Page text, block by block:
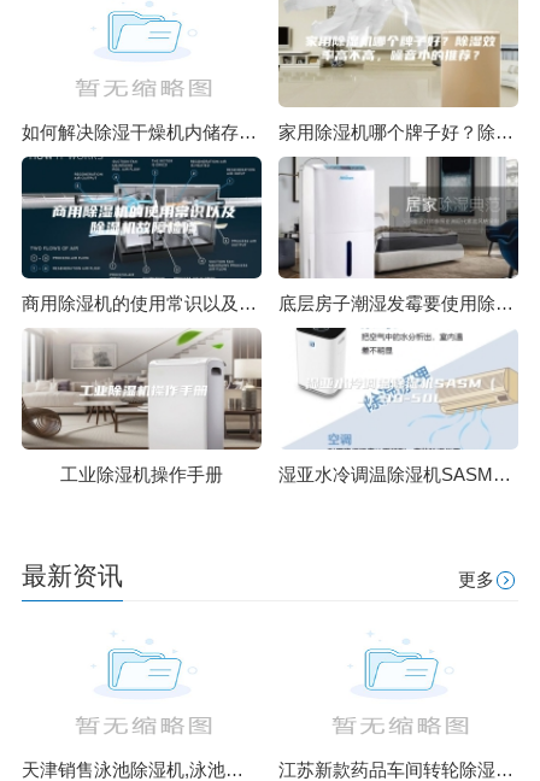
如何解决除湿干燥机内储存水量过满？ 家用除湿机哪个牌子好？除湿效率高不高，噪音小的推荐？
商用除湿机的使用常识以及除湿机故障检修 底层房子潮湿发霉要使用除湿机
工业除湿机操作手册 湿亚水冷调温除湿机SASM（J）30-50L
最新资讯 更多
天津销售泳池除湿机,泳池除湿热泵原理图,泳池除湿设备 江苏新款药品车间转轮除湿机销售(你货比三家了吗？2023已更新)